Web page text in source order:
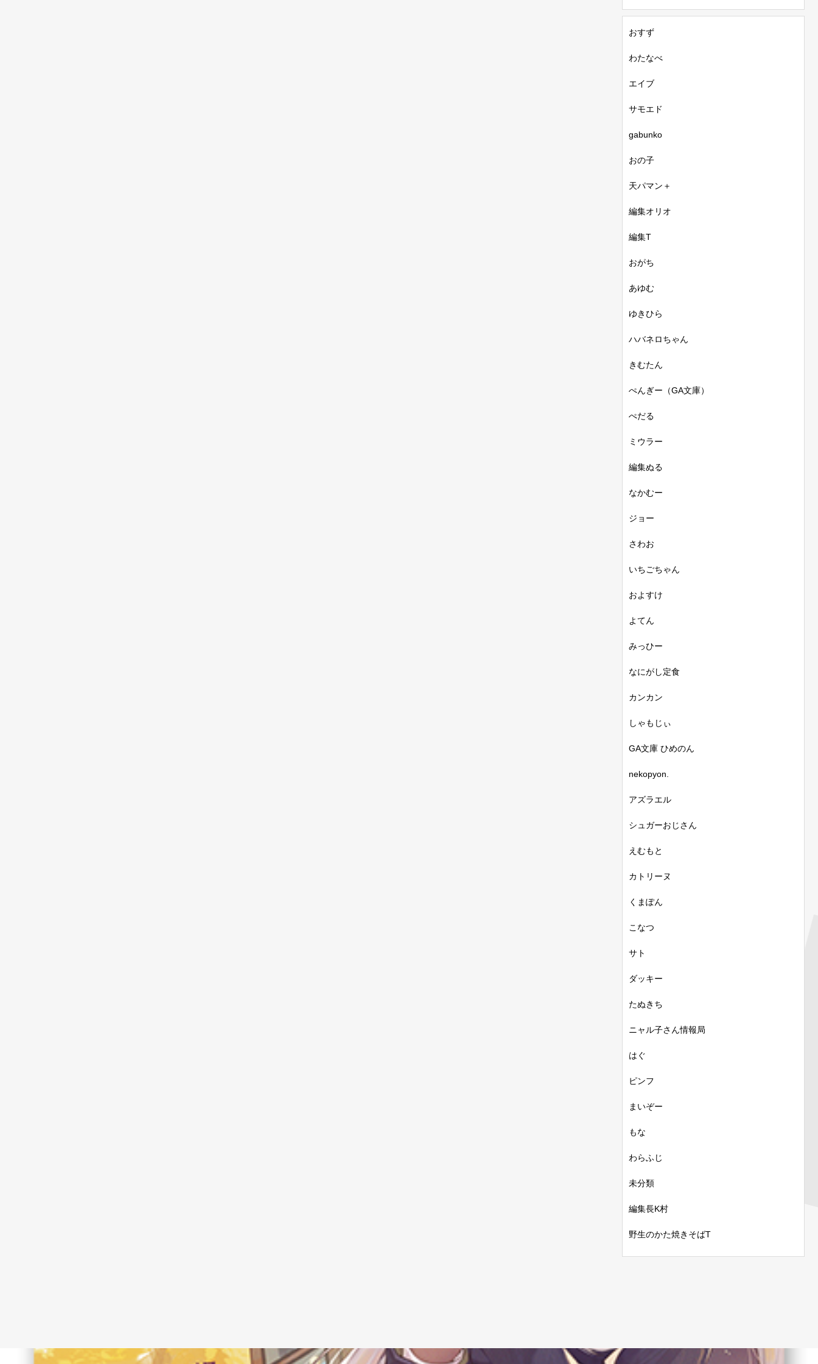
おすず
わたなべ
エイブ
サモエド
gabunko
おの子
天パマン＋
編集オリオ
編集T
おがち
あゆむ
ゆきひら
ハバネロちゃん
きむたん
ぺんぎー（GA文庫）
ぺだる
ミウラー
編集ぬる
なかむー
ジョー
さわお
いちごちゃん
およすけ
よてん
みっひー
なにがし定食
カンカン
しゃもじぃ
GA文庫 ひめのん
nekopyon.
アズラエル
シュガーおじさん
えむもと
カトリーヌ
くまぽん
こなつ
サト
ダッキー
たぬきち
ニャル子さん情報局
はぐ
ピンフ
まいぞー
もな
わらふじ
未分類
編集長K村
野生のかた焼きそばT